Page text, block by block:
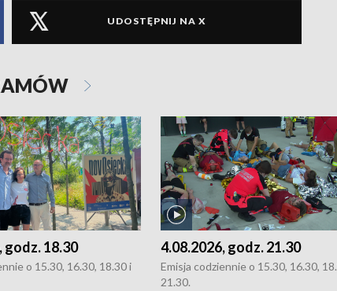
UDOSTĘPNIJ NA X
godz. 18.30
o 15.30, 16.30, 18.30 i
4.08.2026, godz. 21.30
Emisja codziennie o 15.30, 16.30,
21.30.